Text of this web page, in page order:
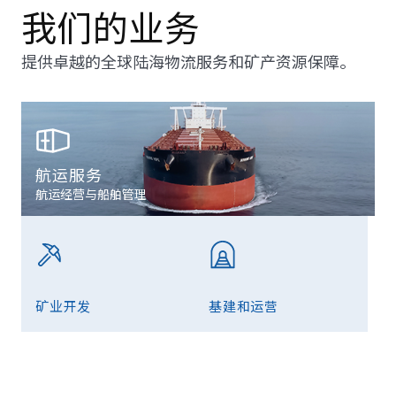
我们的业务
提供卓越的全球陆海物流服务和矿产资源保障。
航运服务
航运经营与船舶管理
矿业开发 基建和运营